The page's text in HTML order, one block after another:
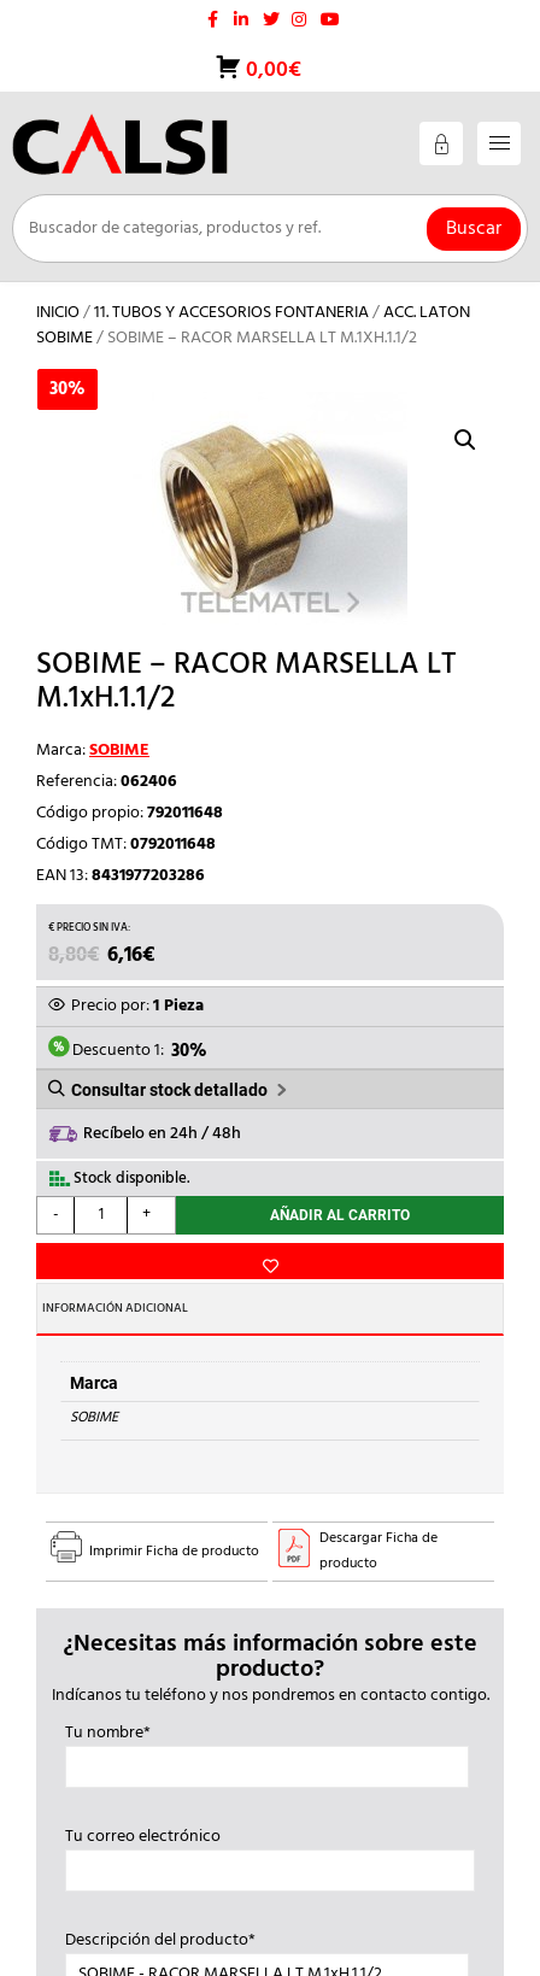
0,00€
Buscar
INICIO/11. TUBOS Y ACCESORIOS FONTANERIA/ACC. LATON
SOBIME/ SOBIME – RACOR MARSELLA LT M.1XH.1.1/2
30%
SOBIME – RACOR MARSELLA LT
M.1xH.1.1/2
Marca:SOBIME
Referencia:062406
Código propio:792011648
Código TMT:0792011648
EAN 13:8431977203286
8,80€ EL
PRECIO
ORIGINAL
ERA:
8,80€.
6,16€
PRECIO
ACTUAL
ES:
6,16€.
Precio por:1 Pieza
Descuento 1: 30%
Consultar stock detallado
Recíbelo en 24h / 48h
Stock disponible.
-
SOBIME
-
MARSELLA
LT
M.1xH.1.1/2
cantidad
+ AÑADIR AL CARRITO
INFORMACIÓN ADICIONAL
Marca
SOBIME
30%
Imprimir Ficha de producto
Descargar Ficha de
producto
¿Necesitas más información sobre este
producto?
Indícanos tu teléfono y nos pondremos en contacto contigo.
Tu nombre*
Tu correo electrónico
Descripción del producto*